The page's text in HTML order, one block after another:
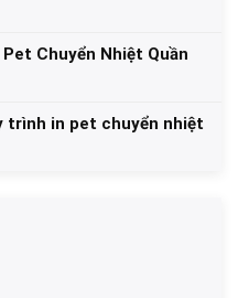
Chuyển Nhiệt Quần
trình in pet chuyển nhiệt